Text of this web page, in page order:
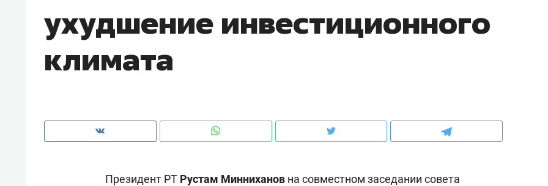
ухудшение инвестиционного
климата
Президент РТ Рустам Минниханов на совместном заседании совета
чем интересен Оман?
клиентах и чудных запросах мастеров налогах и развитии без